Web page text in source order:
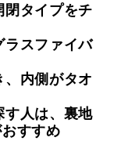
タイプをチ
スファイバ
内側がタオ
人は、裏地
すすめ